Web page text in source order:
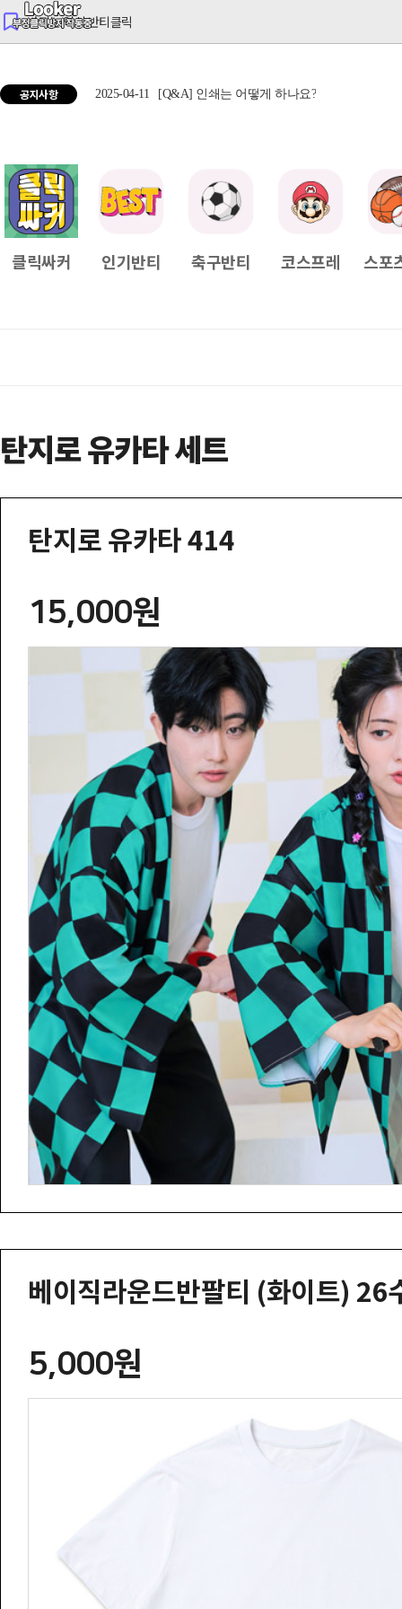
반티는 역시 반티클릭
공지사항 2025-04-11 [Q&A] 인쇄는 어떻게 하나요?
클릭싸커 인기반티 축구반티 코스프레 스포
탄지로 유카타 세트
탄지로 유카타 414
15,000원
베이직라운드반팔티 (화이트) 26
5,000원